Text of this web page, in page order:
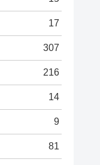
17
307
216
14
9
81